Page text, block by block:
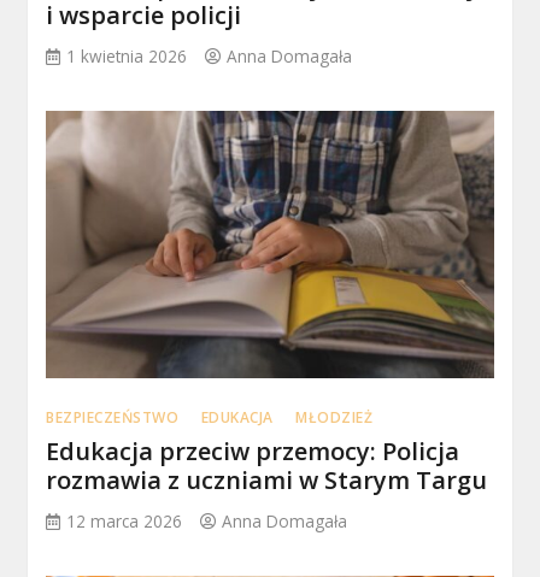
i wsparcie policji
1 kwietnia 2026 Anna Domagała
BEZPIECZEŃSTWO EDUKACJA MŁODZIEŻ
Edukacja przeciw przemocy: Policja
rozmawia z uczniami w Starym Targu
12 marca 2026 Anna Domagała